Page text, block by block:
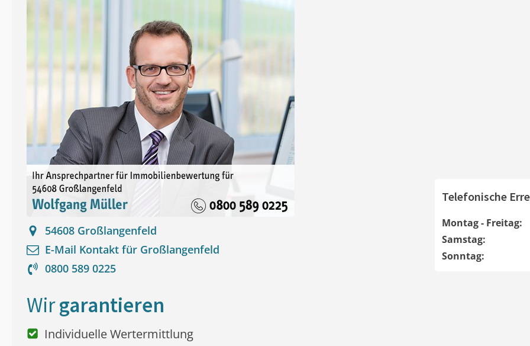
54608 Großlangenfeld
E-Mail Kontakt für Großlangenfeld
0800 589 0225
Telefonische
Montag - Freitag:
Samstag:
Sonntag:
Wirgarantieren
Individuelle Wertermittlung